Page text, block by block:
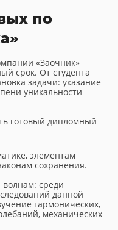
по
«Заочник»
срок. От студента
задачи: указание
уникальности
готовый дипломный
статики, основам динамики, законам сохранения.
данной
гармонических,